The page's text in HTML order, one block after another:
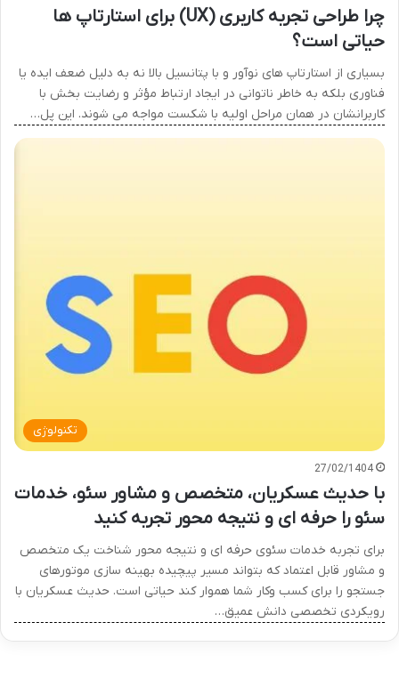
چرا طراحی تجربه کاربری (UX) برای استارتاپ ها
حیاتی است؟
بسیاری از استارتاپ های نوآور و با پتانسیل بالا نه به دلیل ضعف ایده یا
فناوری بلکه به خاطر ناتوانی در ایجاد ارتباط مؤثر و رضایت بخش با
کاربرانشان در همان مراحل اولیه با شکست مواجه می شوند. این پل…
تکنولوژی
27/02/1404
با حدیث عسکریان، متخصص و مشاور سئو، خدمات
سئو را حرفه ای و نتیجه محور تجربه کنید
برای تجربه خدمات سئوی حرفه ای و نتیجه محور شناخت یک متخصص
و مشاور قابل اعتماد که بتواند مسیر پیچیده بهینه سازی موتورهای
جستجو را برای کسب وکار شما هموار کند حیاتی است. حدیث عسکریان با
رویکردی تخصصی دانش عمیق…